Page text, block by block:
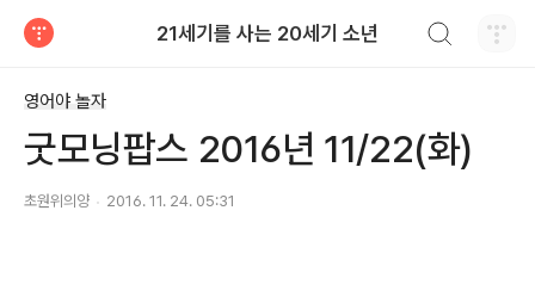
21세기를 사는 20세기 소년
영어야 놀자
굿모닝팝스 2016년 11/22(화)
초원위의양 2016. 11. 24. 05:31